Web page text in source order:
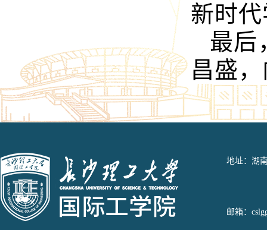
新时
最后
昌盛
地址：湖
邮箱：